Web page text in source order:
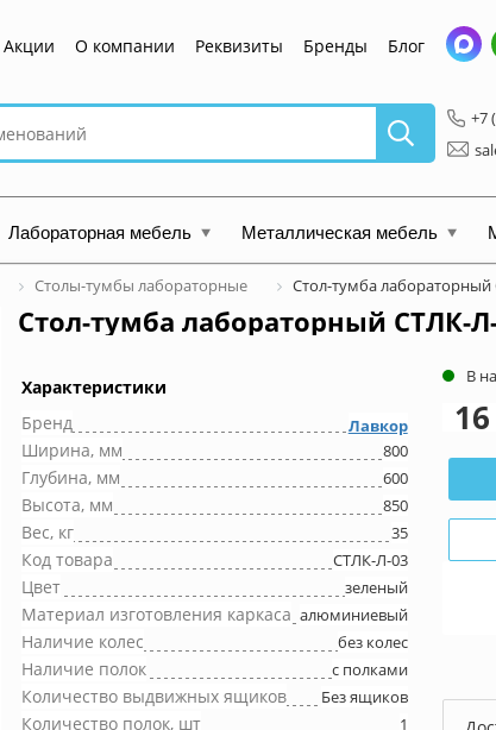
Акции О компании Реквизиты Бренды Блог
+7
Лабораторная мебель Металлическая мебель
Столы-тумбы лабораторные Стол-тумба
Стол-тумба лабораторный СТЛК-
Характеристики
Бренд
Лавкор
Ширина, мм 800
Глубина, мм 600
Высота, мм 850
Вес, кг 35
Код товара СТЛК-Л-03
Цвет зеленый
Материал изготовления каркаса алюминиевый
Наличие колес без колес
Наличие полок с полками
Количество выдвижных ящиков Без ящиков
Количество полок, шт 1
В